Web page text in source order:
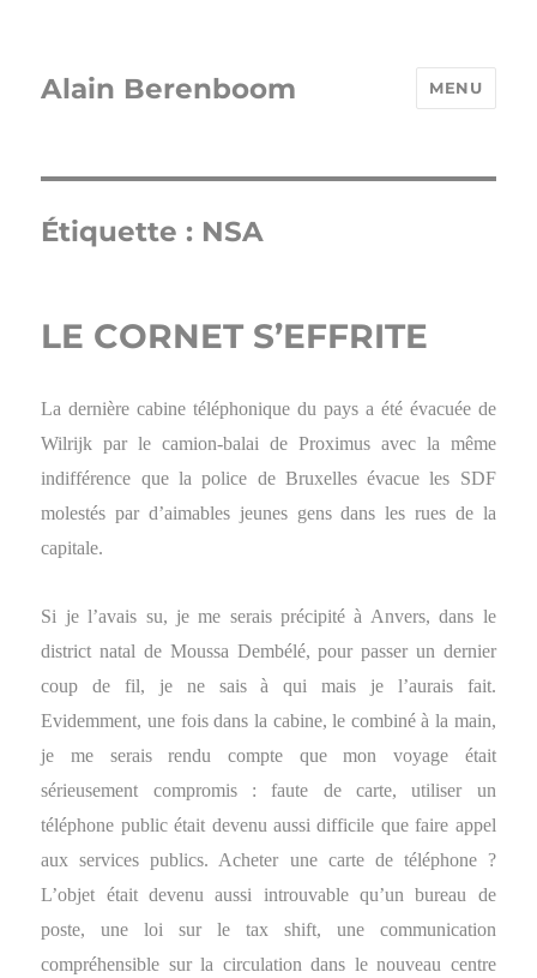
Alain Berenboom MENU
Étiquette : NSA
LE CORNET S’EFFRITE
La dernière cabine téléphonique du pays a été évacuée de
Wilrijk par le camion-balai de Proximus avec la même
indifférence que la police de Bruxelles évacue les SDF
molestés par d’aimables jeunes gens dans les rues de la
capitale.
Si je l’avais su, je me serais précipité à Anvers, dans le
district natal de Moussa Dembélé, pour passer un dernier
coup de fil, je ne sais à qui mais je l’aurais fait.
Evidemment, une fois dans la cabine, le combiné à la main,
je me serais rendu compte que mon voyage était
sérieusement compromis : faute de carte, utiliser un
téléphone public était devenu aussi difficile que faire appel
aux services publics. Acheter une carte de téléphone ?
L’objet était devenu aussi introuvable qu’un bureau de
poste, une loi sur le tax shift, une communication
compréhensible sur la circulation dans le nouveau centre